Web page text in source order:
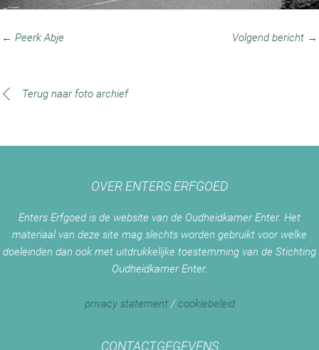
← Peerk Abje Volgend bericht →
Terug naar foto archief
OVER ENTERS ERFGOED
Enters Erfgoed is de website van de Oudheidkamer Enter. Het
materiaal van deze site mag slechts worden gebruikt voor welke
doeleinden dan ook met uitdrukkelijke toestemming van de Stichting
Oudheidkamer Enter.
privacy statement/cookiebeleid
CONTACTGEGEVENS